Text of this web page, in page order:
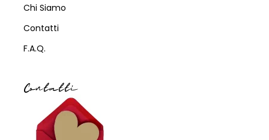
Chi Siamo
Contatti
F.A.Q.
Contatti